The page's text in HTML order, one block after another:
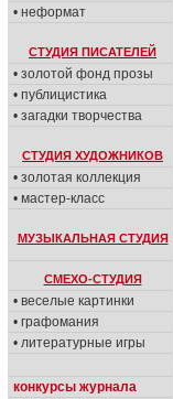
• неформат
СТУДИЯ ПИСАТЕЛЕЙ
• золотой фонд прозы
• публицистика
• загадки творчества
СТУДИЯ ХУДОЖНИКОВ
• золотая коллекция
• мастер-класс
МУЗЫКАЛЬНАЯ СТУДИЯ
СМЕХО-СТУДИЯ
• веселые картинки
• графомания
• литературные игры
конкурсы журнала